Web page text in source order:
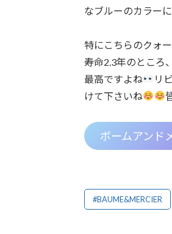
なブルーのカラー
特にこちらのクォ
寿命2.3年のところ
最高ですよね
リ
けて下さいね
ボームアンド
#BAUME&MERCIER